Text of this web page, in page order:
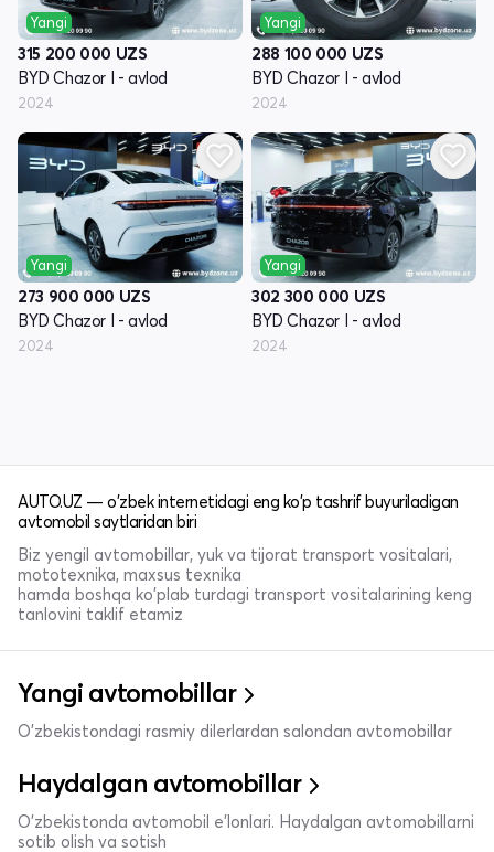
Yangi
315 200 000 UZS
BYD Chazor I - avlod
2024
Yangi
288 100 000 UZS
BYD Chazor I - avlod
2024
Yangi
273 900 000 UZS
BYD Chazor I - avlod
2024
Yangi
302 300 000 UZS
BYD Chazor I - avlod
2024
AUTO.UZ — o'zbek internetidagi eng ko'p tashrif buyuriladigan
avtomobil saytlaridan biri
Biz yengil avtomobillar, yuk va tijorat transport vositalari,
mototexnika, maxsus texnika
hamda boshqa ko'plab turdagi transport vositalarining keng
tanlovini taklif etamiz
Yangi avtomobillar
O'zbekistondagi rasmiy dilerlardan salondan avtomobillar
Haydalgan avtomobillar
O'zbekistonda avtomobil e’lonlari. Haydalgan avtomobillarni
sotib olish va sotish